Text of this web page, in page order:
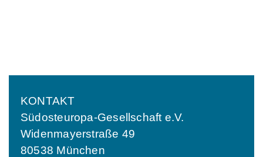
KONTAKT
Südosteuropa-Gesellschaft e.V.
Widenmayerstraße 49
80538 München